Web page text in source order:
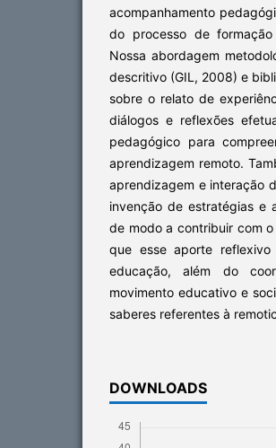
acompanhamento
do processo de
Nossa abordagem
descritivo (GIL, 2008) e
sobre o relato de
diálogos e reflexões
pedagógico para
aprendizagem remoto.
aprendizagem e interação
invenção de estratégias e
de modo a contribuir com
que esse aporte
educação, além do
movimento educativo e
saberes referentes à
DOWNLOADS